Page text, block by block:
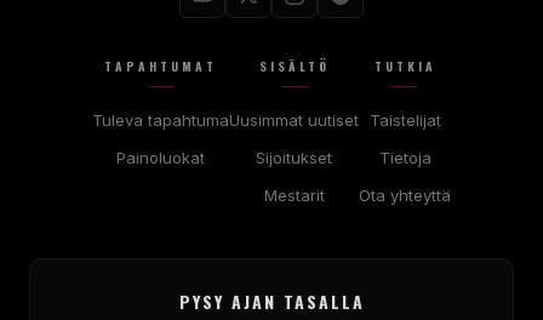
TAPAHTUMAT
Tuleva tapahtuma
Painoluokat
SISÄLTÖ
Uusimmat uutiset
Sijoitukset
Mestarit
TUTKIA
Taistelijat
Tietoja
Ota yhteyttä
PYSY AJAN TASALLA